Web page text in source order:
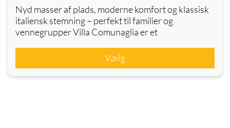
Nyd masser af plads, moderne komfort og klassisk
italiensk stemning – perfekt til familier og
vennegrupper Villa Comunaglia er et
Vælg